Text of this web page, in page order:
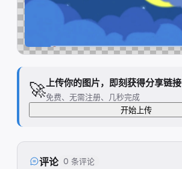
🚀上传你的图片，即刻获得分享链接
免费、无需注册、几秒完成
开始上传
评论 0 条评论